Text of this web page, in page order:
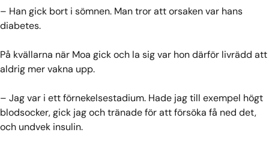
– Han gick bort i sömnen. Man tror att orsaken var hans
diabetes.
På kvällarna när Moa gick och la sig var hon därför livrädd att
aldrig mer vakna upp.
– Jag var i ett förnekelsestadium. Hade jag till exempel högt
blodsocker, gick jag och tränade för att försöka få ned det,
och undvek insulin.